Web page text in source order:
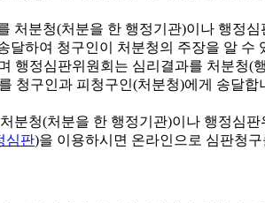
분청(처분을 한 행정기관)이나 행정심
심판)을 이용하시면 온라인으로 심판청